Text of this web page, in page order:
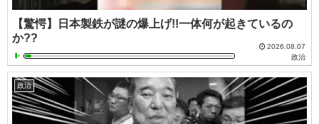
【驚愕】日本製鉄が謎の爆上げ!!一体何が起きているの
か??
2026.08.07
政治
政治